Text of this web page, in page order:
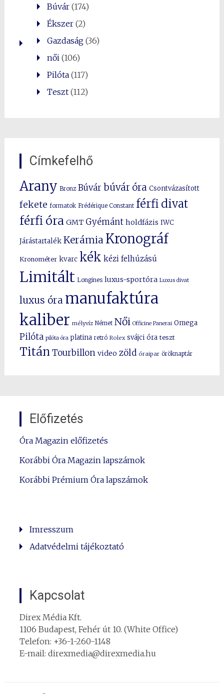
Búvár(174)
Ékszer(2)
Gazdaság(36)
női (106)
Pilóta(117)
Teszt(112)
Címkefelhő
Arany Bronz Búvár búvár óra Csontvázasított
fekete formatok Frédérique Constant férfi divat
férfi óra GMT Gyémánt holdfázis IWC
Járástartalék Kerámia Kronográf
Kronométer kvarc kék kézi felhúzású
Limitált Longines luxus-sportóra Luxus divat
luxus óra manufaktúra
kaliber mélyvíz Német Női Officine Panerai Omega
Pilóta pilóta óra platina retró Rolex svájci óra teszt
Titán Tourbillon video zöld óraipar öröknaptár
Előfizetés
Óra Magazin előfizetés
Korábbi Óra Magazin lapszámok
Korábbi Prémium Óra lapszámok
Imresszum
Adatvédelmi tájékoztató
Kapcsolat
Direx Média Kft.
1106 Budapest, Fehér út 10. (White Office)
Telefon: +36-1-260-1148
E-mail: direxmedia@direxmedia.hu